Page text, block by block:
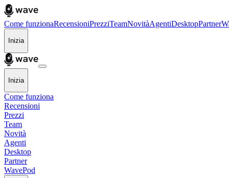
Come funzionaRecensioniPrezziTeamNovitàAgentiDesktopPartner
Inizia
Inizia
Come funziona
Recensioni
Prezzi
Team
Novità
Agenti
Desktop
Partner
WavePod